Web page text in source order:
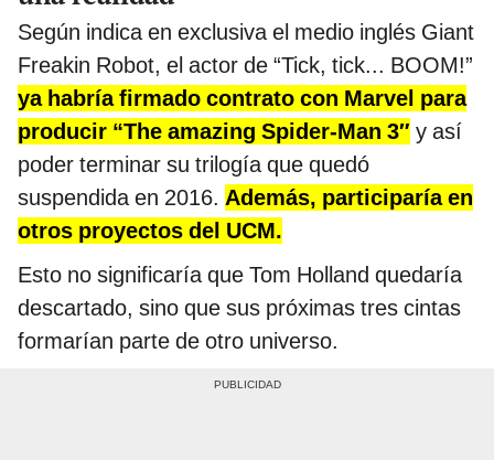
Según indica en exclusiva el medio inglés Giant
Freakin Robot, el actor de “Tick, tick... BOOM!”
ya habría firmado contrato con Marvel para
producir “The amazing Spider-Man 3″ y así
poder terminar su trilogía que quedó
suspendida en 2016. Además, participaría en
otros proyectos del UCM.
Esto no significaría que Tom Holland quedaría
descartado, sino que sus próximas tres cintas
formarían parte de otro universo.